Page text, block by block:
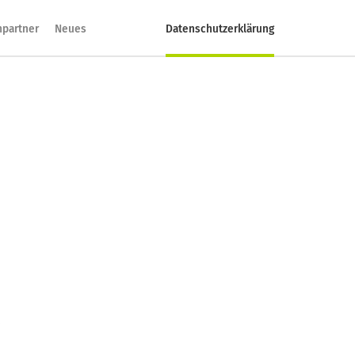
Neues Datenschutzerklärung